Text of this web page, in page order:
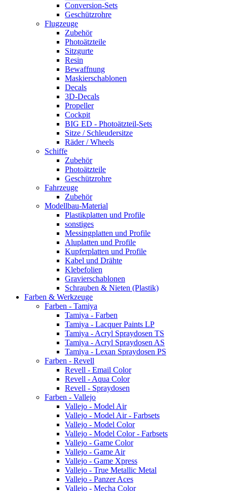
Conversion-Sets
Geschützrohre
Flugzeuge
Zubehör
Photoätzteile
Sitzgurte
Resin
Bewaffnung
Maskierschablonen
Decals
3D-Decals
Propeller
Cockpit
BIG ED - Photoätzteil-Sets
Sitze / Schleudersitze
Räder / Wheels
Schiffe
Zubehör
Photoätzteile
Geschützrohre
Fahrzeuge
Zubehör
Modellbau-Material
Plastikplatten und Profile
sonstiges
Messingplatten und Profile
Aluplatten und Profile
Kupferplatten und Profile
Kabel und Drähte
Klebefolien
Gravierschablonen
Schrauben & Nieten (Plastik)
Farben & Werkzeuge
Farben - Tamiya
Tamiya - Farben
Tamiya - Lacquer Paints LP
Tamiya - Acryl Spraydosen TS
Tamiya - Acryl Spraydosen AS
Tamiya - Lexan Spraydosen PS
Farben - Revell
Revell - Email Color
Revell - Aqua Color
Revell - Spraydosen
Farben - Vallejo
Vallejo - Model Air
Vallejo - Model Air - Farbsets
Vallejo - Model Color
Vallejo - Model Color - Farbsets
Vallejo - Game Color
Vallejo - Game Air
Vallejo - Game Xpress
Vallejo - True Metallic Metal
Vallejo - Panzer Aces
Vallejo - Mecha Color